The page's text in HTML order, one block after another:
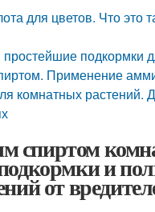
для цветов. Что это
подкормки
Применение
комнатных растений.
и
от